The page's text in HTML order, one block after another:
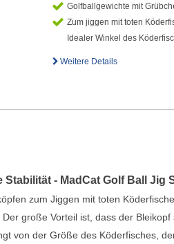
Golfballgewichte mit
Zum jiggen mit toten
Idealer Winkel des
Weitere Details
- MadCat Golf Ball Jig
zum Jiggen mit toten
große Vorteil ist, dass der Bleikopf
von der Größe des Köderfisches,